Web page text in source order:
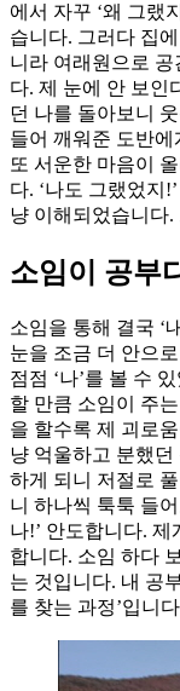
에서 자꾸 ‘왜 그랬
습니다. 그러다 집
니라 여래원으로 공
다. 제 눈에 안 보인
던 나를 돌아보니
들어 깨워준 도반에
또 서운한 마음이
다. ‘나도 그랬었지
냥 이해되었습니다
소임이 공부
소임을 통해 결국 ‘
눈을 조금 더 안으
점점 ‘나’를 볼 수
할 만큼 소임이 주
을 할수록 제 괴로
냥 억울하고 분했
하게 되니 저절로
니 하나씩 툭툭 들
나!’ 안도합니다.
합니다. 소임 하다
는 것입니다. 내 공
를 찾는 과정’입니